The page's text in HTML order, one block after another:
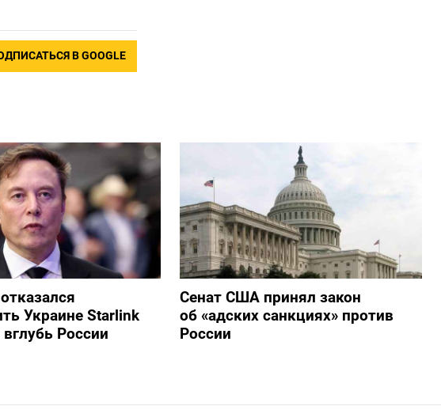
В GOOGLE
Украине Starlink
России
Сенат США принял закон
об «адских санкциях» против
России